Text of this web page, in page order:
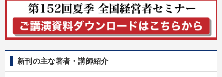
新刊の主な著者・講師紹介